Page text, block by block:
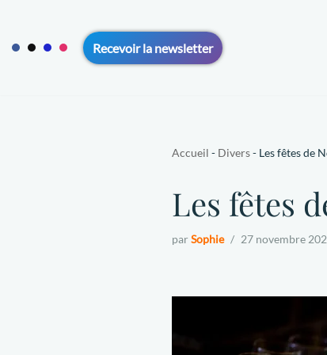
Aller
Recevoir la newsletter
Accueil - Divers- Les fêtes de
Les fêtes
par Sophie 27 novembre